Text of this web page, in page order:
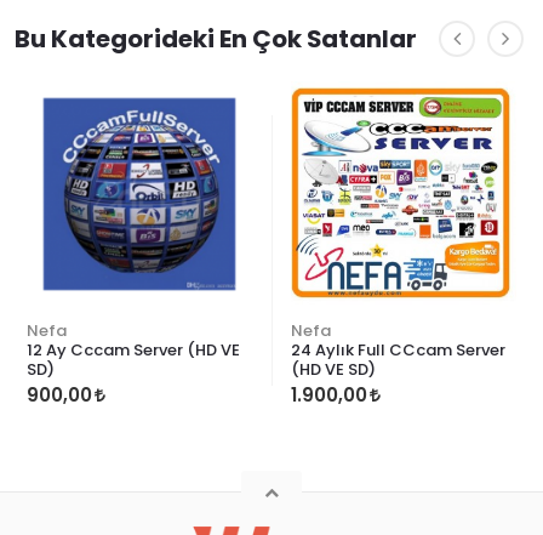
Bu Kategorideki En Çok Satanlar
Nefa
12 Ay Cccam Server (HD VE
SD)
900,00
Nefa
24 Aylık Full CCcam Server
(HD VE SD)
1.900,00